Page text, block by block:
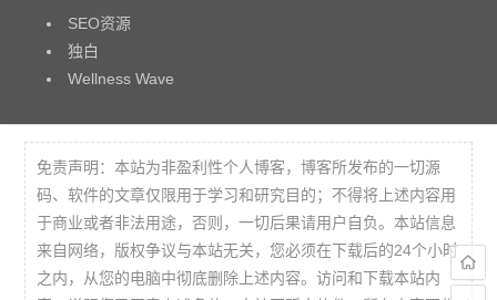
SEO资源
独白
Wellness Wave
免责声明：本站为非盈利性个人博客，博客所发布的一切源
码、软件的文章仅限用于学习和研究目的；不得将上述内容用
于商业或者非法用途，否则，一切后果请用户自负。本站信息
来自网络，版权争议与本站无关，您必须在下载后的24个小时
之内，从您的电脑中彻底删除上述内容。访问和下载本站内